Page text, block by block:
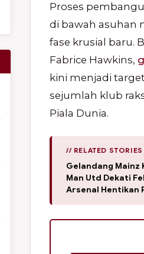
Proses
di bawah asuhan
fase krusial baru.
Fabrice Hawkins,
kini menjadi
sejumlah klub
Piala Dunia.
// RELATED STORIES
Gelandang Mainz
Man Utd Dekati
Arsenal Hentikan